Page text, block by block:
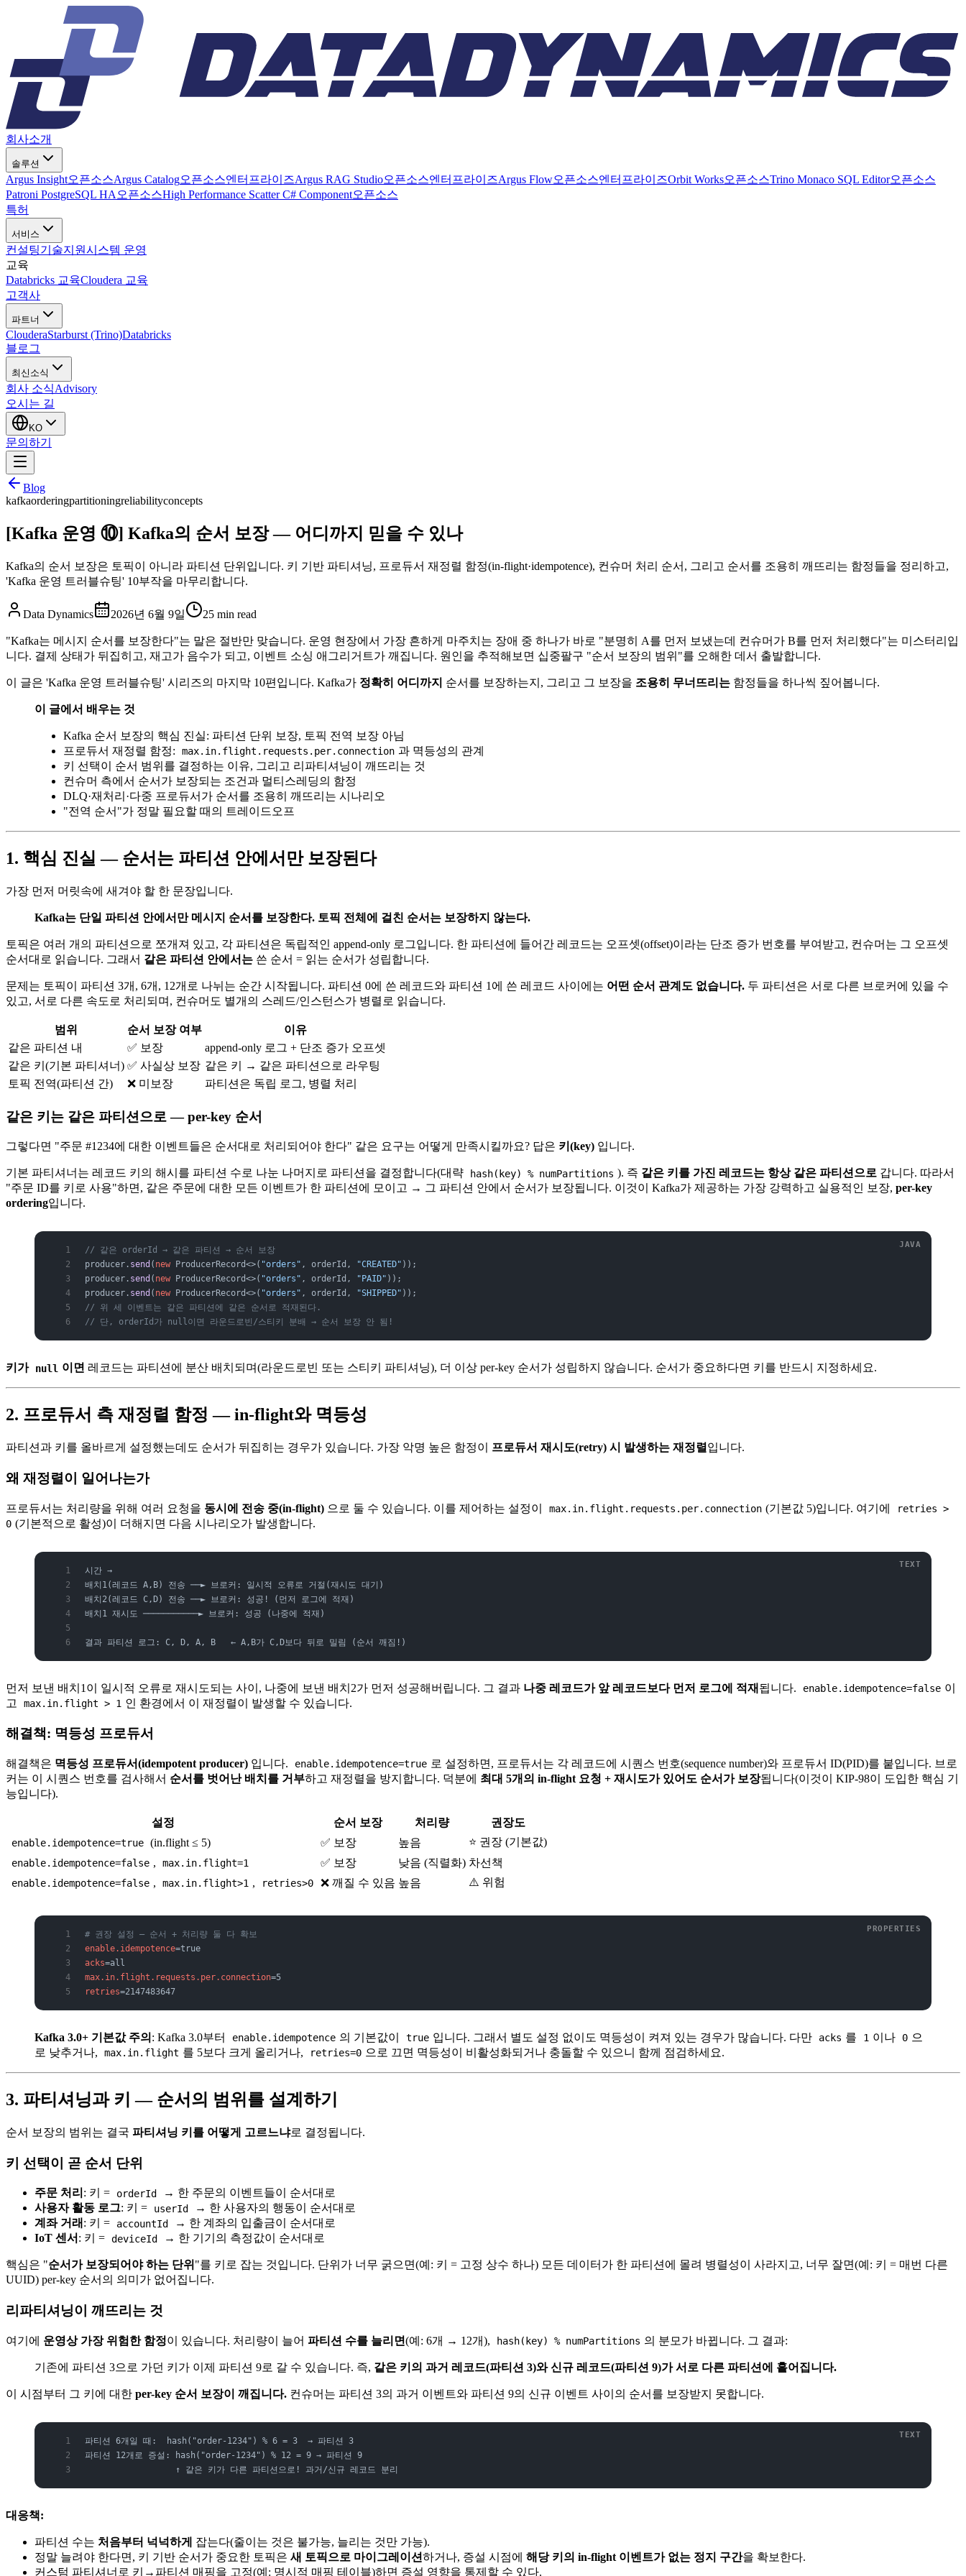
회사소개
솔루션
Argus Insight오픈소스Argus Catalog오픈소스엔터프라이즈Argus RAG Studio오픈소스엔터프라이즈Argus Flow오픈소스엔터프라이즈Orbit Works오픈소스Trino Monaco SQL Editor오픈소스
Patroni PostgreSQL HA 오픈소스High Performance Scatter C# Component오픈소스
특허
서비스
컨설팅기술지원시스템 운영
교육
Databricks 교육Cloudera 교육
고객사
파트너
ClouderaStarburst (Trino)Databricks
블로그
최신소식
회사 소식Advisory
오시는 길
KO
문의하기
Blog
kafkaorderingpartitioningreliabilityconcepts
[Kafka 운영 ⑩] Kafka의 순서 보장 — 어디까지 믿을 수 있나
Kafka의 순서 보장은 토픽이 아니라 파티션 단위입니다. 키 기반 파티셔닝, 프로듀서 재정렬 함정(in-flight·idempotence), 컨슈머 처리 순서, 그리고 순서를 조용히 깨뜨리는 함정들을 정리하고,
'Kafka 운영 트러블슈팅' 10부작을 마무리합니다.
Data Dynamics 2026년 6월 9일 25 min read
"Kafka는 메시지 순서를 보장한다"는 말은 절반만 맞습니다. 운영 현장에서 가장 흔하게 마주치는 장애 중 하나가 바로 "분명히 A를 먼저 보냈는데 컨슈머가 B를 먼저 처리했다"는 미스터리입
니다. 결제 상태가 뒤집히고, 재고가 음수가 되고, 이벤트 소싱 애그리거트가 깨집니다. 원인을 추적해보면 십중팔구 "순서 보장의 범위"를 오해한 데서 출발합니다.
이 글은 'Kafka 운영 트러블슈팅' 시리즈의 마지막 10편입니다. Kafka가 정확히 어디까지 순서를 보장하는지, 그리고 그 보장을 조용히 무너뜨리는 함정들을 하나씩 짚어봅니다.
이 글에서 배우는 것
Kafka 순서 보장의 핵심 진실: 파티션 단위 보장, 토픽 전역 보장 아님
프로듀서 재정렬 함정:
max.in.flight.requests.per.connection 과 멱등성의 관계
키 선택이 순서 범위를 결정하는 이유, 그리고 리파티셔닝이 깨뜨리는 것
컨슈머 측에서 순서가 보장되는 조건과 멀티스레딩의 함정
DLQ·재처리·다중 프로듀서가 순서를 조용히 깨뜨리는 시나리오
"전역 순서"가 정말 필요할 때의 트레이드오프
1. 핵심 진실 — 순서는 파티션 안에서만 보장된다
가장 먼저 머릿속에 새겨야 할 한 문장입니다.
Kafka는 단일 파티션 안에서만 메시지 순서를 보장한다. 토픽 전체에 걸친 순서는 보장하지 않는다.
토픽은 여러 개의 파티션으로 쪼개져 있고, 각 파티션은 독립적인 append-only 로그입니다. 한 파티션에 들어간 레코드는 오프셋(offset)이라는 단조 증가 번호를 부여받고, 컨슈머는 그 오프셋
순서대로 읽습니다. 그래서 같은 파티션 안에서는 쓴 순서 = 읽는 순서가 성립합니다.
문제는 토픽이 파티션 3개, 6개, 12개로 나뉘는 순간 시작됩니다. 파티션 0에 쓴 레코드와 파티션 1에 쓴 레코드 사이에는 어떤 순서 관계도 없습니다. 두 파티션은 서로 다른 브로커에 있을 수
있고, 서로 다른 속도로 처리되며, 컨슈머도 별개의 스레드/인스턴스가 병렬로 읽습니다.
범위 순서 보장 여부
이유
같은 파티션 내
✅ 보장
append-only 로그 + 단조 증가 오프셋
같은 키(기본 파티셔너) ✅ 사실상 보장 같은 키 → 같은 파티션으로 라우팅
토픽 전역(파티션 간)
❌ 미보장 파티션은 독립 로그, 병렬 처리
같은 키는 같은 파티션으로 — per-key 순서
그렇다면 "주문 #1234에 대한 이벤트들은 순서대로 처리되어야 한다" 같은 요구는 어떻게 만족시킬까요? 답은 키(key) 입니다.
기본 파티셔너는 레코드 키의 해시를 파티션 수로 나눈 나머지로 파티션을 결정합니다(대략 hash(key) % numPartitions ). 즉 같은 키를 가진 레코드는 항상 같은 파티션으로 갑니다. 따라서
"주문 ID를 키로 사용"하면, 같은 주문에 대한 모든 이벤트가 한 파티션에 모이고 → 그 파티션 안에서 순서가 보장됩니다. 이것이 Kafka가 제공하는 가장 강력하고 실용적인 보장, per-key
ordering입니다.
// 같은 orderId → 같은 파티션 → 순서 보장
producer. send ( new ProducerRecord<>( "orders" , orderId, "CREATED" ));
producer. send ( new ProducerRecord<>( "orders" , orderId, "PAID" ));
producer. send ( new ProducerRecord<>( "orders" , orderId, "SHIPPED" ));
// 위 세 이벤트는 같은 파티션에 같은 순서로 적재된다.
// 단, orderId가 null이면 라운드로빈/스티키 분배 → 순서 보장 안 됨!
키가 null 이면 레코드는 파티션에 분산 배치되며(라운드로빈 또는 스티키 파티셔닝), 더 이상 per-key 순서가 성립하지 않습니다. 순서가 중요하다면 키를 반드시 지정하세요.
2. 프로듀서 측 재정렬 함정 — in-flight와 멱등성
파티션과 키를 올바르게 설정했는데도 순서가 뒤집히는 경우가 있습니다. 가장 악명 높은 함정이 프로듀서 재시도(retry) 시 발생하는 재정렬 입니다.
왜 재정렬이 일어나는가
프로듀서는 처리량을 위해 여러 요청을 동시에 전송 중(in-flight) 으로 둘 수 있습니다. 이를 제어하는 설정이 max.in.flight.requests.per.connection (기본값 5)입니다. 여기에
retries >
0 (기본적으로 활성)이 더해지면 다음 시나리오가 발생합니다.
시간 →
배치1(레코드 A,B) 전송 ──► 브로커: 일시적 오류로 거절(재시도 대기)
배치2(레코드 C,D) 전송 ──► 브로커: 성공! (먼저 로그에 적재)
배치1 재시도 ───────────► 브로커: 성공 (나중에 적재)
결과 파티션 로그: C, D, A, B   ← A,B가 C,D보다 뒤로 밀림 (순서 깨짐!)
먼저 보낸 배치1이 일시적 오류로 재시도되는 사이, 나중에 보낸 배치2가 먼저 성공해버립니다. 그 결과 나중 레코드가 앞 레코드보다 먼저 로그에 적재 됩니다. enable.idempotence=false 이
고
max.in.flight > 1 인 환경에서 이 재정렬이 발생할 수 있습니다.
해결책: 멱등성 프로듀서
해결책은 멱등성 프로듀서(idempotent producer) 입니다. enable.idempotence=true 로 설정하면, 프로듀서는 각 레코드에 시퀀스 번호(sequence number)와 프로듀서 ID(PID)를 붙입니다. 브로
커는 이 시퀀스 번호를 검사해서 순서를 벗어난 배치를 거부하고 재정렬을 방지합니다. 덕분에 최대 5개의 in-flight 요청 + 재시도가 있어도 순서가 보장됩니다(이것이 KIP-98이 도입한 핵심 기
능입니다).
설정 순서 보장 처리량 권장도
enable.idempotence=true (in.flight ≤ 5) ✅ 보장 높음 ⭐ 권장 (기본값)
enable.idempotence=false , max.in.flight=1 ✅ 보장 낮음 (직렬화) 차선책
enable.idempotence=false , max.in.flight>1 , retries>0 ❌ 깨질 수 있음 높음 ⚠️ 위험
# 권장 설정 — 순서 + 처리량 둘 다 확보
enable.idempotence=true
acks=all
max.in.flight.requests.per.connection=5
retries=2147483647
Kafka 3.0+ 기본값 주의 : Kafka 3.0부터 enable.idempotence 의 기본값이 true 입니다. 그래서 별도 설정 없이도 멱등성이 켜져 있는 경우가 많습니다. 다만 acks 를 1 이나 0 으
로 낮추거나,
max.in.flight 를 5보다 크게 올리거나, retries=0 으로 끄면 멱등성이 비활성화되거나 충돌할 수 있으니 함께 점검하세요.
3. 파티셔닝과 키 — 순서의 범위를 설계하기
순서 보장의 범위는 결국 파티셔닝 키를 어떻게 고르느냐로 결정됩니다.
키 선택이 곧 순서 단위
주문 처리 : 키 = orderId
→ 한 주문의 이벤트들이 순서대로
사용자 활동 로그: 키 = userId
→ 한 사용자의 행동이 순서대로
계좌 거래 : 키 = accountId
→ 한 계좌의 입출금이 순서대로
IoT 센서 : 키 = deviceId → 한 기기의 측정값이 순서대로
핵심은 "순서가 보장되어야 하는 단위 "를 키로 잡는 것입니다. 단위가 너무 굵으면(예: 키 = 고정 상수 하나) 모든 데이터가 한 파티션에 몰려 병렬성이 사라지고, 너무 잘면(예: 키 = 매번 다른
UUID) per-key 순서의 의미가 없어집니다.
리파티셔닝이 깨뜨리는 것
여기에 운영상 가장 위험한 함정이 있습니다. 처리량이 늘어 파티션 수를 늘리면(예: 6개 → 12개), hash(key) % numPartitions 의 분모가 바뀝니다. 그 결과:
기존에 파티션 3으로 가던 키가 이제 파티션 9로 갈 수 있습니다. 즉, 같은 키의 과거 레코드(파티션 3)와 신규 레코드(파티션 9)가 서로 다른 파티션에 흩어집니다.
이 시점부터 그 키에 대한 per-key 순서 보장이 깨집니다. 컨슈머는 파티션 3의 과거 이벤트와 파티션 9의 신규 이벤트 사이의 순서를 보장받지 못합니다.
파티션 6개일 때:  hash("order-1234") % 6 = 3  → 파티션 3
파티션 12개로 증설: hash("order-1234") % 12 = 9 → 파티션 9
                  ↑ 같은 키가 다른 파티션으로! 과거/신규 레코드 분리
대응책:
파티션 수는 처음부터 넉넉하게
잡는다(줄이는 것은 불가능, 늘리는 것만 가능).
정말 늘려야 한다면, 키 기반 순서가 중요한 토픽은 새 토픽으로 마이그레이션하거나, 증설 시점에 해당 키의 in-flight 이벤트가 없는 정지 구간을 확보한다.
커스텀 파티셔너로 키→파티션 매핑을 고정(예: 명시적 매핑 테이블)하면 증설 영향을 통제할 수 있다.